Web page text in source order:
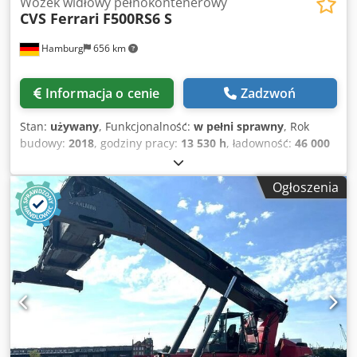
Hamburg 656 km
CVS Ferrari F500RS6 S
Informacja o cenie Zadzwoń
Stan: używany, Funkcjonalność: w pełni sprawny, Rok
budowy: 2018, godziny pracy: 13 530 h, ładowność: 46 000
16 200 mm
diesel, wysokość konstrukcyjna:4 900 mm, moc:257 kW
(349,42 KM), masa własna: 83 700 kg
, całkowita długość:
12 000 mm, typ napędu:Diesel, szerokość konstrukcji:
4 185 mm
, Pełnokontenerowy reachstacker Dsdpfx
Afoznpgaemsck Środek ciężkości: 1780 Skrzynia biegów:
Dana TE32FF Stan: gotowy do użycia i w pełni funkcjonalny
Stan techniczny: bardzo dobry Typ opon przednich:
pneumatyczne Rozmiar opon przednich: 18.00-33 Opony
tylne Typ: pneumatyczne Opony tylne Rozmiar: 18.00-33
PL: hydrauliczne podnośniki zwiększające udźwig
hydraulicznie przesuwana kabina centralny układ
Ogłoszenia